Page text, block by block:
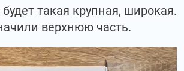
такая крупная, широкая.
верхнюю часть.